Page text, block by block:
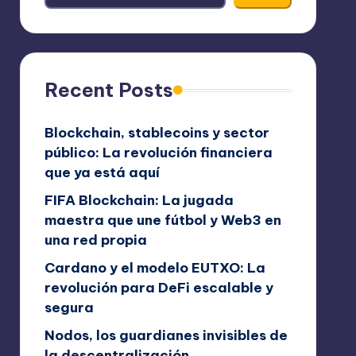
Recent Posts
Blockchain, stablecoins y sector
público: La revolución financiera
que ya está aquí
FIFA Blockchain: La jugada
maestra que une fútbol y Web3 en
una red propia
Cardano y el modelo EUTXO: La
revolución para DeFi escalable y
segura
Nodos, los guardianes invisibles de